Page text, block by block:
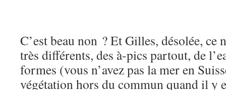
C’est beau non ? Et Gilles, désolée, ce
très différents, des à-pics partout, de
formes (vous n’avez pas la mer en
végétation hors du commun quand il y